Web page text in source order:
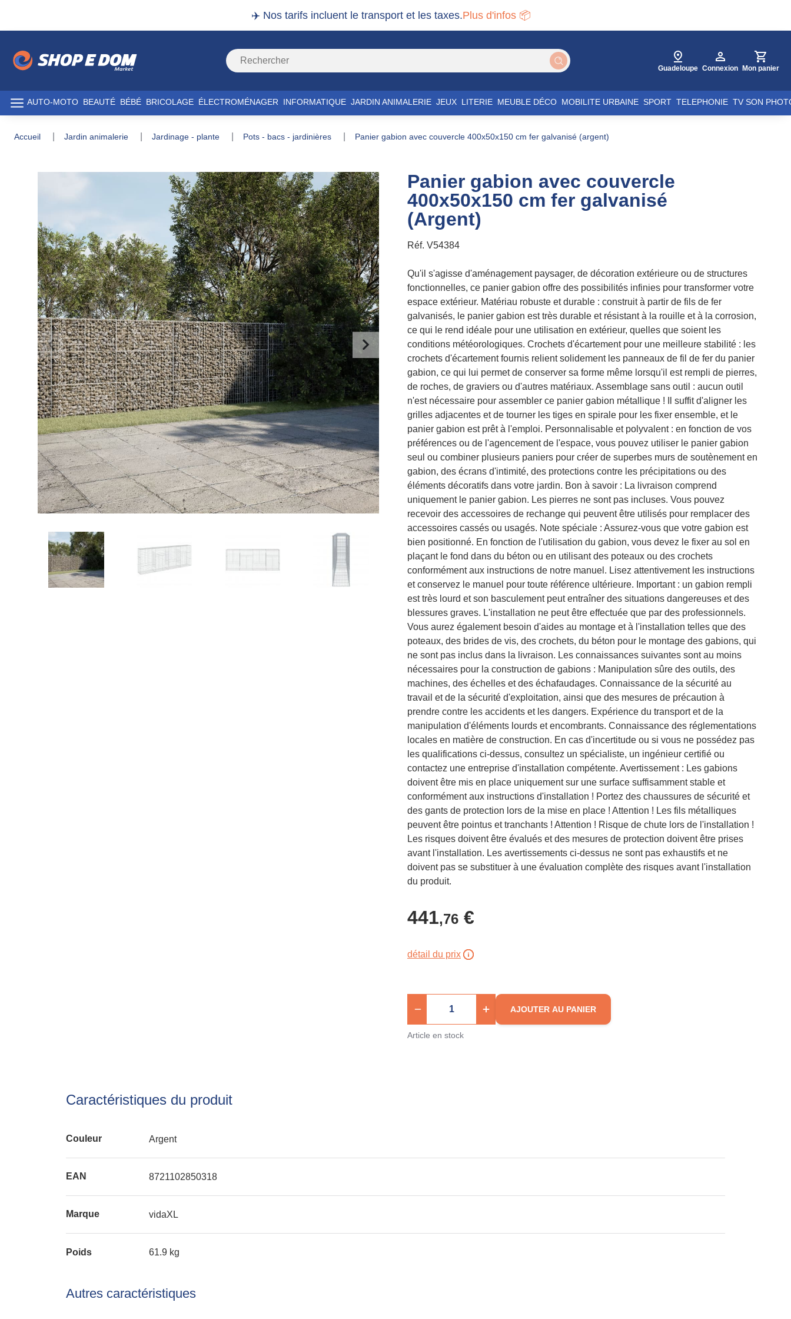
✈️ Nos tarifs incluent le transport et les taxes.Plus d'infos 📦
Guadeloupe Connexion Mon panier
AUTO-MOTO BEAUTÉ BÉBÉ BRICOLAGE ÉLECTROMÉNAGER INFORMATIQUE JARDIN ANIMALERIE JEUX LITERIE MEUBLE DÉCO MOBILITE URBAINE SPORT TELEPHONIE TV SON
accueil jardin animalerie jardinage - plante pots - bacs - jardinières panier gabion avec couvercle 400x50x150 cm fer galvanisé (argent)
Panier gabion avec couvercle
400x50x150 cm fer galvanisé
(Argent)
Réf. V54384
Qu'il s'agisse d'aménagement paysager, de décoration extérieure ou de structures
fonctionnelles, ce panier gabion offre des possibilités infinies pour transformer votre
espace extérieur. Matériau robuste et durable : construit à partir de fils de fer
galvanisés, le panier gabion est très durable et résistant à la rouille et à la corrosion,
ce qui le rend idéale pour une utilisation en extérieur, quelles que soient les
conditions météorologiques. Crochets d'écartement pour une meilleure stabilité : les
crochets d'écartement fournis relient solidement les panneaux de fil de fer du panier
gabion, ce qui lui permet de conserver sa forme même lorsqu'il est rempli de pierres,
de roches, de graviers ou d'autres matériaux. Assemblage sans outil : aucun outil
n'est nécessaire pour assembler ce panier gabion métallique ! Il suffit d'aligner les
grilles adjacentes et de tourner les tiges en spirale pour les fixer ensemble, et le
panier gabion est prêt à l'emploi. Personnalisable et polyvalent : en fonction de vos
préférences ou de l'agencement de l'espace, vous pouvez utiliser le panier gabion
seul ou combiner plusieurs paniers pour créer de superbes murs de soutènement en
gabion, des écrans d'intimité, des protections contre les précipitations ou des
éléments décoratifs dans votre jardin. Bon à savoir : La livraison comprend
uniquement le panier gabion. Les pierres ne sont pas incluses. Vous pouvez
recevoir des accessoires de rechange qui peuvent être utilisés pour remplacer des
accessoires cassés ou usagés. Note spéciale : Assurez-vous que votre gabion est
bien positionné. En fonction de l'utilisation du gabion, vous devez le fixer au sol en
plaçant le fond dans du béton ou en utilisant des poteaux ou des crochets
conformément aux instructions de notre manuel. Lisez attentivement les instructions
et conservez le manuel pour toute référence ultérieure. Important : un gabion rempli
est très lourd et son basculement peut entraîner des situations dangereuses et des
blessures graves. L'installation ne peut être effectuée que par des professionnels.
Vous aurez également besoin d'aides au montage et à l'installation telles que des
poteaux, des brides de vis, des crochets, du béton pour le montage des gabions, qui
ne sont pas inclus dans la livraison. Les connaissances suivantes sont au moins
nécessaires pour la construction de gabions : Manipulation sûre des outils, des
machines, des échelles et des échafaudages. Connaissance de la sécurité au
travail et de la sécurité d'exploitation, ainsi que des mesures de précaution à
prendre contre les accidents et les dangers. Expérience du transport et de la
manipulation d'éléments lourds et encombrants. Connaissance des réglementations
locales en matière de construction. En cas d'incertitude ou si vous ne possédez pas
les qualifications ci-dessus, consultez un spécialiste, un ingénieur certifié ou
contactez une entreprise d'installation compétente. Avertissement : Les gabions
doivent être mis en place uniquement sur une surface suffisamment stable et
conformément aux instructions d'installation ! Portez des chaussures de sécurité et
des gants de protection lors de la mise en place ! Attention ! Les fils métalliques
peuvent être pointus et tranchants ! Attention ! Risque de chute lors de l'installation !
Les risques doivent être évalués et des mesures de protection doivent être prises
avant l'installation. Les avertissements ci-dessus ne sont pas exhaustifs et ne
doivent pas se substituer à une évaluation complète des risques avant l'installation
du produit.
441,76 €
détail du prix
AJOUTER AU PANIER
Article en stock
Caractéristiques du produit
Couleur Argent
EAN 8721102850318
Marque vidaXL
Poids 61.9 kg
Autres caractéristiques